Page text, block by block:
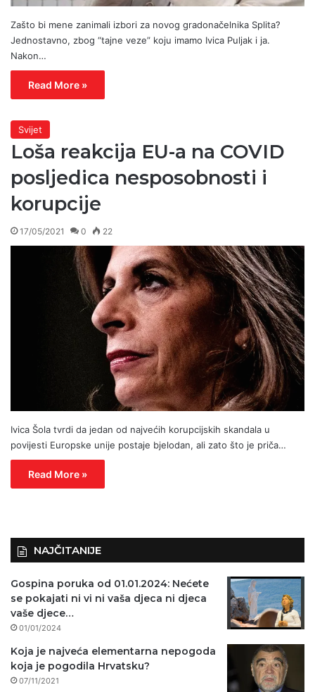
Zašto bi mene zanimali izbori za novog gradonačelnika Splita?
Jednostavno, zbog “tajne veze” koju imamo Ivica Puljak i ja.
Nakon…
Read More »
Svijet
Loša reakcija EU-a na COVID
posljedica nesposobnosti i
korupcije
17/05/2021 0 22
Ivica Šola tvrdi da jedan od najvećih korupcijskih skandala u
povijesti Europske unije postaje bjelodan, ali zato što je priča…
Read More »
NAJČITANIJE
Gospina poruka od 01.01.2024: Nećete
se pokajati ni vi ni vaša djeca ni djeca
vaše djece…
01/01/2024
Koja je najveća elementarna nepogoda
koja je pogodila Hrvatsku?
07/11/2021